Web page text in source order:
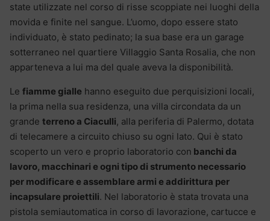
state utilizzate nel corso di risse scoppiate nei luoghi della
movida e finite nel sangue. L’uomo, dopo essere stato
individuato, è stato pedinato; la sua base era un garage
sotterraneo nel quartiere Villaggio Santa Rosalia, che non
apparteneva a lui ma del quale aveva la disponibilità.
Le fiamme gialle hanno eseguito due perquisizioni locali,
la prima nella sua residenza, una villa circondata da un
grande terreno a Ciaculli, alla periferia di Palermo, dotata
di telecamere a circuito chiuso su ogni lato. Qui è stato
scoperto un vero e proprio laboratorio con banchi da
lavoro, macchinari e ogni tipo di strumento necessario
per modificare e assemblare armi e addirittura per
incapsulare proiettili. Nel laboratorio è stata trovata una
pistola semiautomatica in corso di lavorazione, cartucce e